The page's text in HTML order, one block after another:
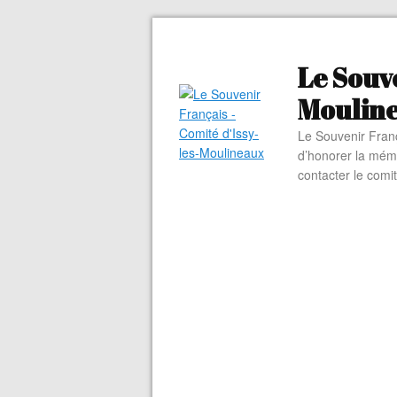
Le
Le Souvenir
d’honorer la
contacter le